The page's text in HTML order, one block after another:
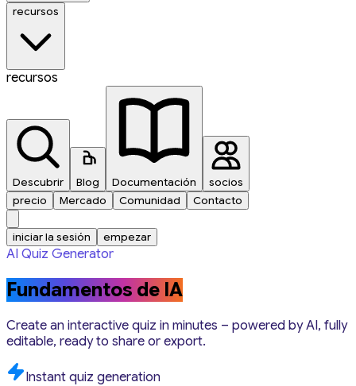
recursos
recursos
Descubrir Blog Documentación
socios
precio
Mercado Comunidad Contacto
iniciar la sesión empezar
AI Quiz Generator
Fundamentos de IA
Create an interactive quiz in minutes – powered by AI, fully
editable, ready to share or export.
Instant quiz generation